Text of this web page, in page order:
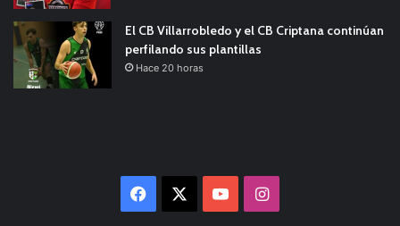
El CB Villarrobledo y el CB Criptana continúan
perfilando sus plantillas
Hace 20 horas
Facebook YouTubeInstagram